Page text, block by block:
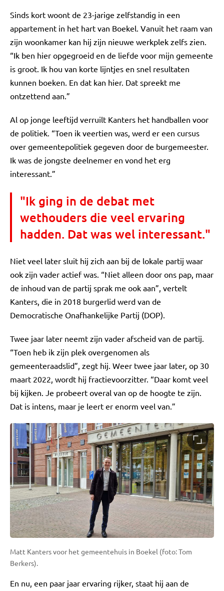
Sinds kort woont de 23-jarige zelfstandig in een
appartement in het hart van Boekel. Vanuit het raam van
zijn woonkamer kan hij zijn nieuwe werkplek zelfs zien.
“Ik ben hier opgegroeid en de liefde voor mijn gemeente
is groot. Ik hou van korte lijntjes en snel resultaten
kunnen boeken. En dat kan hier. Dat spreekt me
ontzettend aan.”
Al op jonge leeftijd verruilt Kanters het handballen voor
de politiek. “Toen ik veertien was, werd er een cursus
over gemeentepolitiek gegeven door de burgemeester.
Ik was de jongste deelnemer en vond het erg
interessant.”
"Ik ging in de debat met
wethouders die veel ervaring
hadden. Dat was wel interessant."
Niet veel later sluit hij zich aan bij de lokale partij waar
ook zijn vader actief was. “Niet alleen door ons pap, maar
de inhoud van de partij sprak me ook aan”, vertelt
Kanters, die in 2018 burgerlid werd van de
Democratische Onafhankelijke Partij (DOP).
Twee jaar later neemt zijn vader afscheid van de partij.
“Toen heb ik zijn plek overgenomen als
gemeenteraadslid”, zegt hij. Weer twee jaar later, op 30
maart 2022, wordt hij fractievoorzitter. “Daar komt veel
bij kijken. Je probeert overal van op de hoogte te zijn.
Dat is intens, maar je leert er enorm veel van.”
Matt Kanters voor het gemeentehuis in Boekel (foto: Tom
Berkers).
En nu, een paar jaar ervaring rijker, staat hij aan de